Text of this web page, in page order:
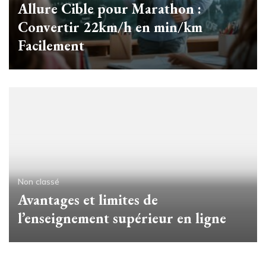
Allure Cible pour Marathon :
Convertir 22km/h en min/km
Facilement
Non classé
Avantages et limites de
l’enseignement supérieur en ligne